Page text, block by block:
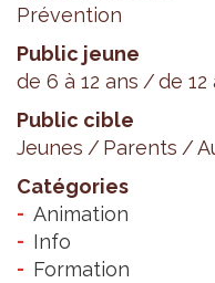
Prévention
Public jeune
de 6 à 12 ans
de 12
Public cible
Jeunes
Parents
Catégories
Animation
Info
Formation